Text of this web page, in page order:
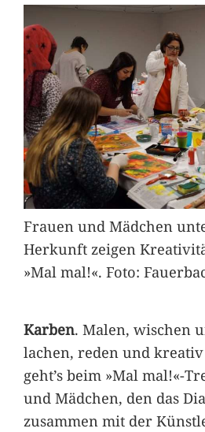
Frauen und Mädchen
Herkunft zeigen
»Mal mal!«. Foto:
Karben. Malen, wischen
lachen, reden und
geht’s beim »Mal mal!«-
und Mädchen, den das
zusammen mit der